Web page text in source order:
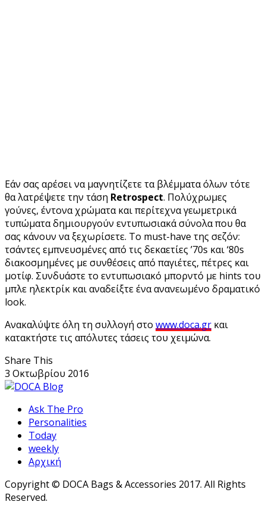
Εάν σας αρέσει να μαγνητίζετε τα βλέμματα όλων τότε
θα λατρέψετε την τάση Retrospect. Πολύχρωμες
γούνες, έντονα χρώματα και περίτεχνα γεωμετρικά
τυπώματα δημιουργούν εντυπωσιακά σύνολα που θα
σας κάνουν να ξεχωρίσετε. Το must-have της σεζόν:
τσάντες εμπνευσμένες από τις δεκαετίες ’70s και ‘80s
διακοσμημένες με συνθέσεις από παγιέτες, πέτρες και
μοτίφ. Συνδυάστε το εντυπωσιακό μπορντό με hints του
μπλε ηλεκτρίκ και αναδείξτε ένα ανανεωμένο δραματικό
look.
Ανακαλύψτε όλη τη συλλογή στο www.doca.gr και
κατακτήστε τις απόλυτες τάσεις του χειμώνα.
Share This
3 Οκτωβρίου 2016
Ask The Pro
Personalities
Today
weekly
Αρχική
Copyright © DOCA Bags & Accessories 2017. All Rights
Reserved.